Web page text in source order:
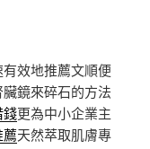
有效地推薦文順便
鏡來碎石的方法
錢更為中小企業主
天然萃取肌膚專